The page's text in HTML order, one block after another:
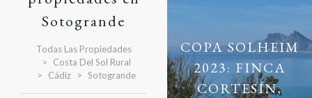
Sotogrande
Todas Las Propiedades
Costa Del Sol Rural
Cádiz
Sotogrande
COPA SOLHEIM
2023: FINCA
CORTESÍN,